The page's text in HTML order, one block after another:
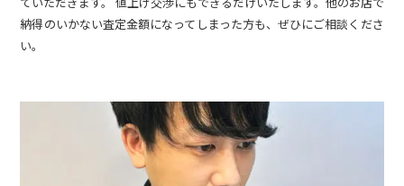
納得のいかない査定金額になってしまった方も、ぜひにご相談くださ
い。